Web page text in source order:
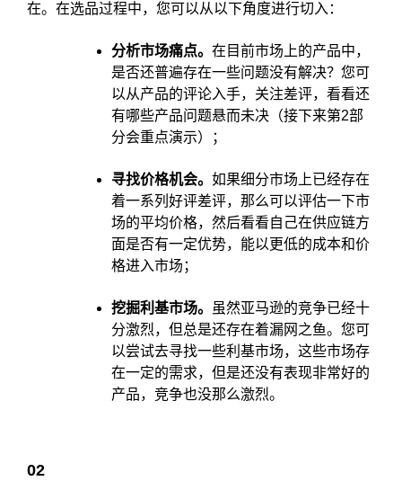
在。在选品过程中，您可以从以下角度进行切入：
分析市场痛点。 在目前市场上的产品中，
是否还普遍存在一些问题没有解决？您可
以从产品的评论入手，关注差评，看看还
有哪些产品问题悬而未决（接下来第2部
分会重点演示）；
寻找价格机会。 如果细分市场上已经存在
着一系列好评差评，那么可以评估一下市
场的平均价格，然后看看自己在供应链方
面是否有一定优势，能以更低的成本和价
格进入市场；
挖掘利基市场。
虽然亚马逊的竞争已经十
分激烈，但总是还存在着漏网之鱼。您可
以尝试去寻找一些利基市场，这些市场存
在一定的需求，但是还没有表现非常好的
产品，竞争也没那么激烈。
02